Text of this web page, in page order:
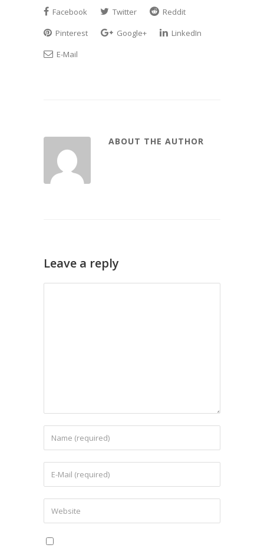
Facebook Twitter
Reddit
Pinterest
Google+
LinkedIn
E-Mail
ABOUT THE AUTHOR
Leave a reply